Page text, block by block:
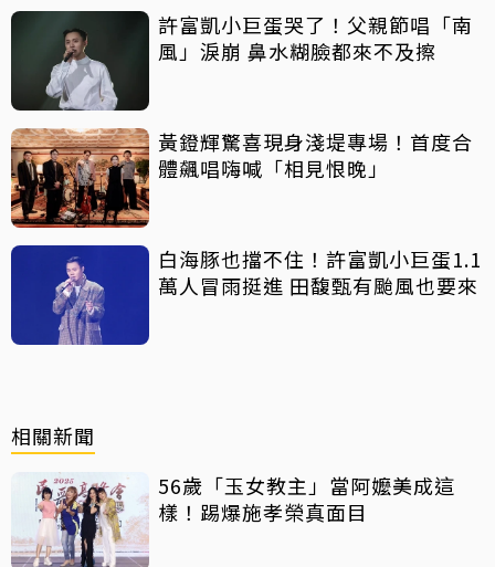
許富凱小巨蛋哭了！父親節唱「南
風」淚崩 鼻水糊臉都來不及擦
黃鐙輝驚喜現身淺堤專場！首度合
體飆唱嗨喊「相見恨晚」
白海豚也擋不住！許富凱小巨蛋1.1
萬人冒雨挺進 田馥甄有颱風也要來
相關新聞
56歲「玉女教主」當阿嬤美成這
樣！踢爆施孝榮真面目